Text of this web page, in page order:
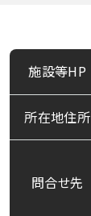
施設等HP
所在地住所
問合せ先